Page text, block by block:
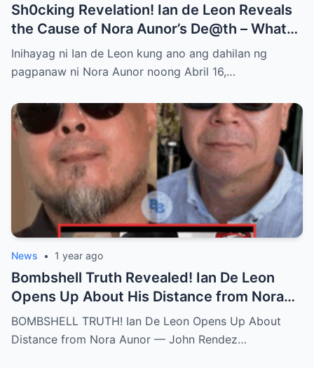
Sh0cking Revelation! Ian de Leon Reveals
the Cause of Nora Aunor’s De@th – What
Hidden Truth Lies Behind the Passing of a
Legend?
Inihayag ni Ian de Leon kung ano ang dahilan ng
pagpanaw ni Nora Aunor noong Abril 16,…
News • 1 year ago
Bombshell Truth Revealed! Ian De Leon
Opens Up About His Distance from Nora
Aunor – John Rendez Accused of Causing
an Irreparable Rift in the Family!
BOMBSHELL TRUTH! Ian De Leon Opens Up About
Distance from Nora Aunor — John Rendez…